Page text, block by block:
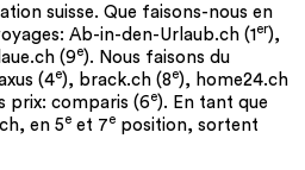
suisse. Que faisons-nous en
Ab-in-den-Urlaub.ch (1 er),
(9e). Nous faisons du
(4e), brack.ch (8e), home24.ch
prix: comparis (6e). En tant que
en 5e et 7e position, sortent